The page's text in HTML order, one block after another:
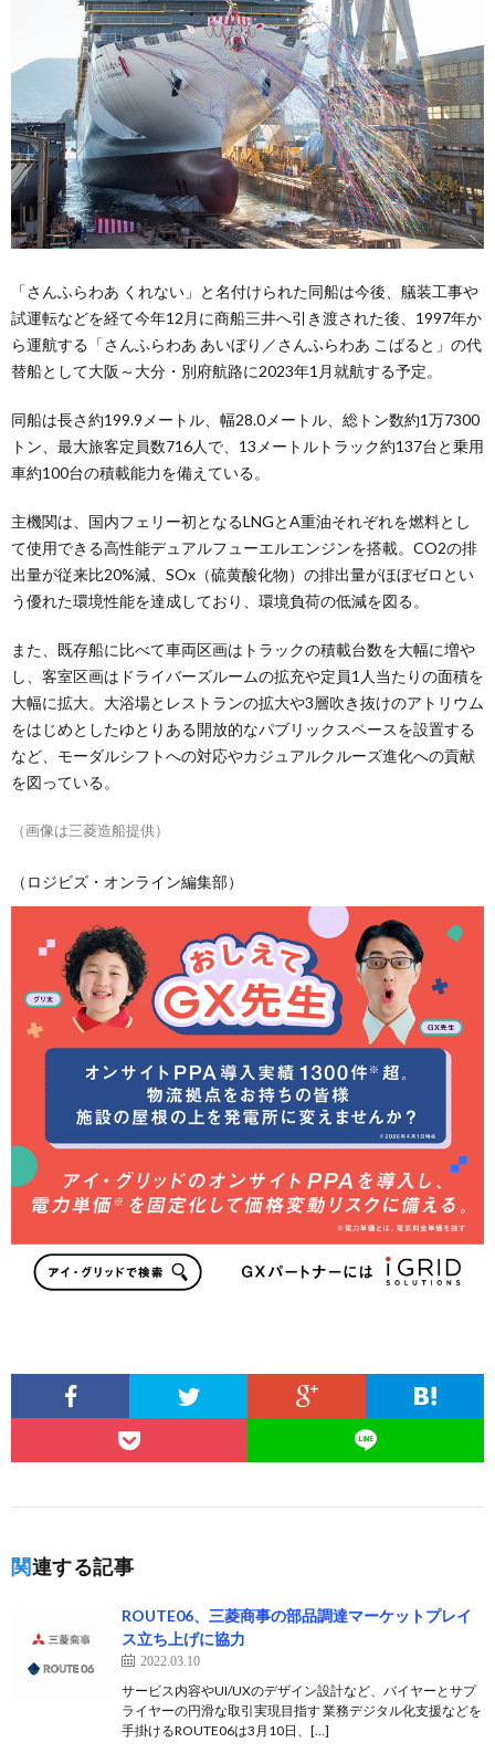
「さんふらわあ くれない」と名付けられた同船は今後、艤装工事や
試運転などを経て今年12月に商船三井へ引き渡された後、1997年か
ら運航する「さんふらわあ あいぼり／さんふらわあ こばると」の代
替船として大阪～大分・別府航路に2023年1月就航する予定。
同船は長さ約199.9メートル、幅28.0メートル、総トン数約1万7300
トン、最大旅客定員数716人で、13メートルトラック約137台と乗用
車約100台の積載能力を備えている。
主機関は、国内フェリー初となるLNGとA重油それぞれを燃料とし
て使用できる高性能デュアルフューエルエンジンを搭載。CO2の排
出量が従来比20%減、SOx（硫黄酸化物）の排出量がほぼゼロとい
う優れた環境性能を達成しており、環境負荷の低減を図る。
また、既存船に比べて車両区画はトラックの積載台数を大幅に増や
し、客室区画はドライバーズルームの拡充や定員1人当たりの面積を
大幅に拡大。大浴場とレストランの拡大や3層吹き抜けのアトリウム
をはじめとしたゆとりある開放的なパブリックスペースを設置する
など、モーダルシフトへの対応やカジュアルクルーズ進化への貢献
を図っている。
（画像は三菱造船提供）
（ロジビズ・オンライン編集部）
関連する記事
ROUTE06、三菱商事の部品調達マーケットプレイ
ス立ち上げに協力
2022.03.10
サービス内容やUI/UXのデザイン設計など、バイヤーとサプ
ライヤーの円滑な取引実現目指す 業務デジタル化支援などを
手掛けるROUTE06は3月10日、[…]